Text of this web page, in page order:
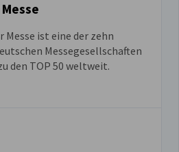
Messe ist eine der zehn
Messegesellschaften
den TOP 50 weltweit.